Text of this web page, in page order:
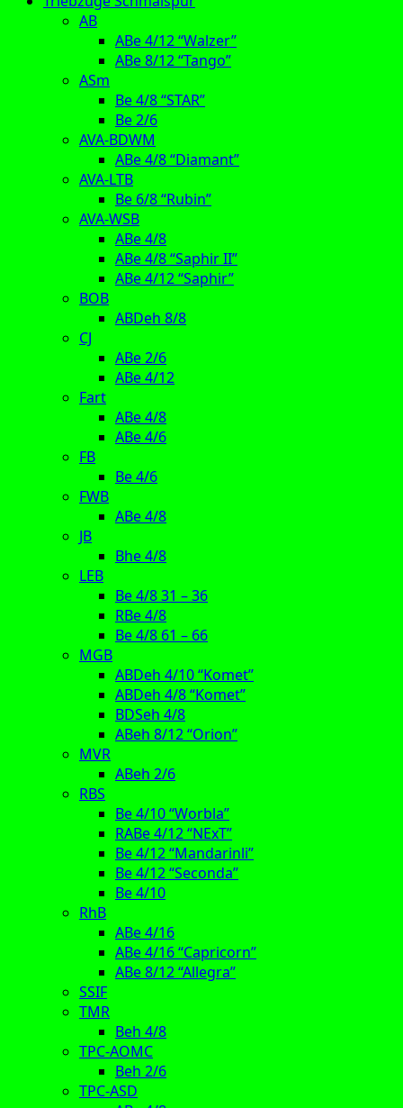
AB
ABe 4/12 “Walzer”
ABe 8/12 “Tango”
ASm
Be 4/8 “STAR”
Be 2/6
AVA-BDWM
ABe 4/8 “Diamant”
AVA-LTB
Be 6/8 “Rubin”
AVA-WSB
ABe 4/8
ABe 4/8 “Saphir II”
ABe 4/12 “Saphir”
BOB
ABDeh 8/8
CJ
ABe 2/6
ABe 4/12
Fart
ABe 4/8
ABe 4/6
FB
Be 4/6
FWB
ABe 4/8
JB
Bhe 4/8
LEB
Be 4/8 31 – 36
RBe 4/8
Be 4/8 61 – 66
MGB
ABDeh 4/10 “Komet”
ABDeh 4/8 “Komet”
BDSeh 4/8
ABeh 8/12 “Orion”
MVR
ABeh 2/6
RBS
Be 4/10 “Worbla”
RABe 4/12 “NExT”
Be 4/12 “Mandarinli”
Be 4/12 “Seconda”
Be 4/10
RhB
ABe 4/16
ABe 4/16 “Capricorn”
ABe 8/12 “Allegra”
SSIF
TMR
Beh 4/8
TPC-AOMC
Beh 2/6
TPC-ASD